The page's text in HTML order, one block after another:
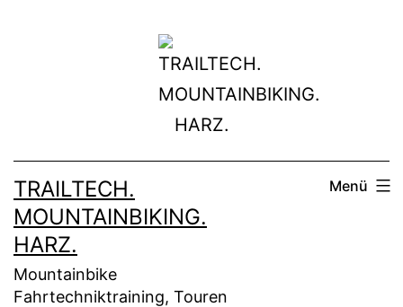
TRAILTECH.
MOUNTAINBIKING.
HARZ.
Mountainbike
Fahrtechniktraining, Touren
Menü